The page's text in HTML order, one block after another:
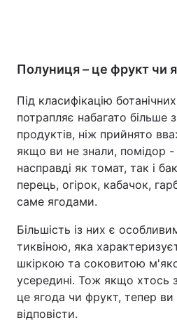
Полуниця – це фрукт чи
Під класифікацію
потрапляє набагато більше
продуктів, ніж прийнято
якщо ви не знали, помідор
насправді як томат, так і
перець, огірок, кабачок,
саме ягодами.
Більшість із них є
тиквіною, яка
шкіркою та соковитою
усередині. Тож якщо хтось
це ягода чи фрукт, тепер
відповісти.